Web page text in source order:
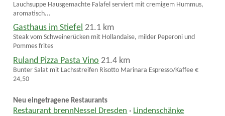
Lauchsuppe Hausgemachte Falafel serviert mit cremigem Hummus,
aromatisch...
Gasthaus im Stiefel 21.1 km
Steak vom Schweinerücken mit Hollandaise, milder Peperoni und
Pommes frites
Ruland Pizza Pasta Vino 21.4 km
Bunter Salat mit Lachsstreifen Risotto Marinara Espresso/Kaffee €
24,50
Neu eingetragene Restaurants
Restaurant brennNessel Dresden · Lindenschänke